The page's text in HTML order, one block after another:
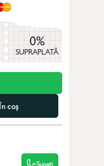
0%
SUPRAPLATĂ
coș
Sunați